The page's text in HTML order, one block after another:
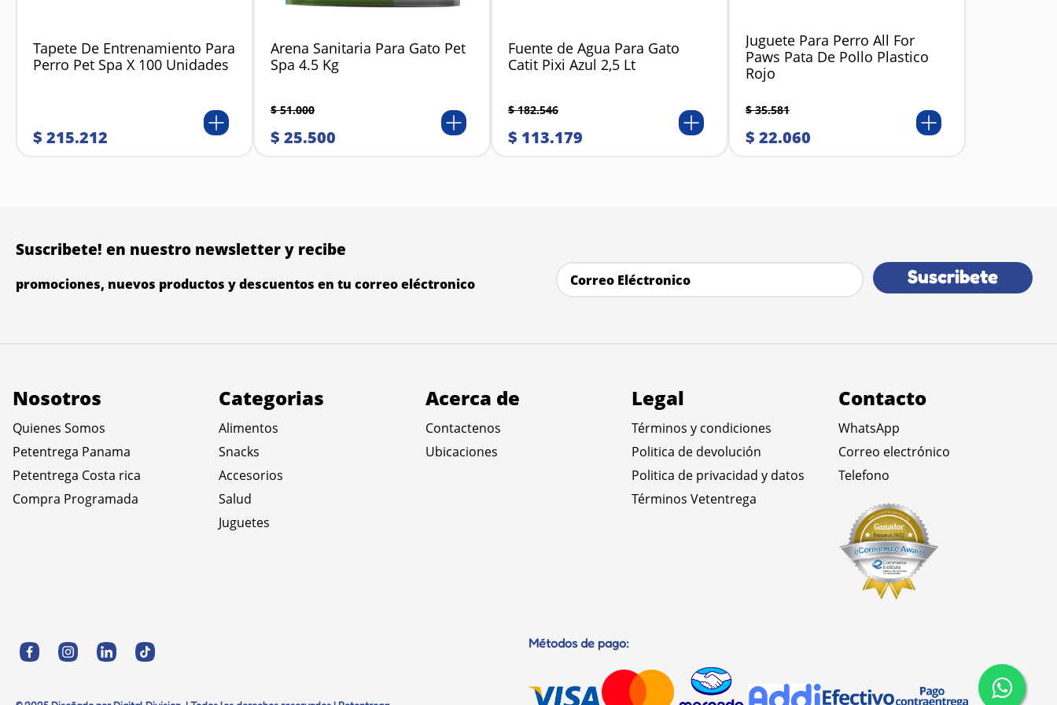
Tapete De Entrenamiento Para
Perro Pet Spa X 100 Unidades
$ 215.212
Arena Sanitaria Para Gato Pet
Spa 4.5 Kg
$ 51.000
$ 25.500
Fuente de Agua Para Gato
Catit Pixi Azul 2,5 Lt
$ 182.546
$ 113.179
Juguete Para Perro All For
Paws Pata De Pollo Plastico
Rojo
$ 35.581
$ 22.060
Suscribete! en nuestro newsletter y recibe
promociones, nuevos productos y descuentos en tu correo eléctronico Suscribete
Nosotros
Quienes Somos
Petentrega Panama
Petentrega Costa rica
Compra Programada
Categorias
Alimentos
Snacks
Accesorios
Salud
Juguetes
Acerca de
Contactenos
Ubicaciones
Legal
Términos y condiciones
Politica de devolución
Politica de privacidad y datos
Términos Vetentrega
Contacto
WhatsApp
Correo electrónico
Telefono
Métodos de pago: